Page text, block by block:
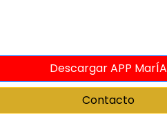
Descargar APP MarÍA
Contacto